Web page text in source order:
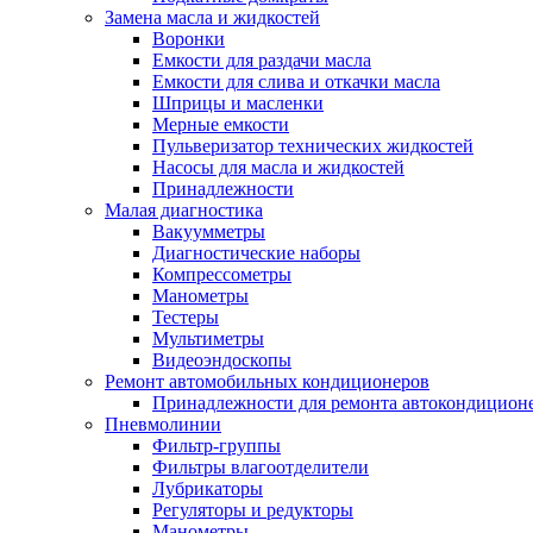
Замена масла и жидкостей
Воронки
Емкости для раздачи масла
Емкости для слива и откачки масла
Шприцы и масленки
Мерные емкости
Пульверизатор технических жидкостей
Насосы для масла и жидкостей
Принадлежности
Малая диагностика
Вакуумметры
Диагностические наборы
Компрессометры
Манометры
Тестеры
Мультиметры
Видеоэндоскопы
Ремонт автомобильных кондиционеров
Принадлежности для ремонта
Пневмолинии
Фильтр-группы
Фильтры влагоотделители
Лубрикаторы
Регуляторы и редукторы